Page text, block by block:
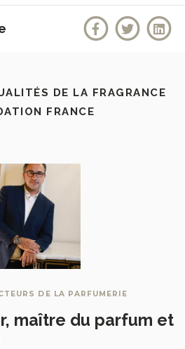
DE LA FRAGRANCE
FRANCE
DE LA PARFUMERIE
maître du parfum et